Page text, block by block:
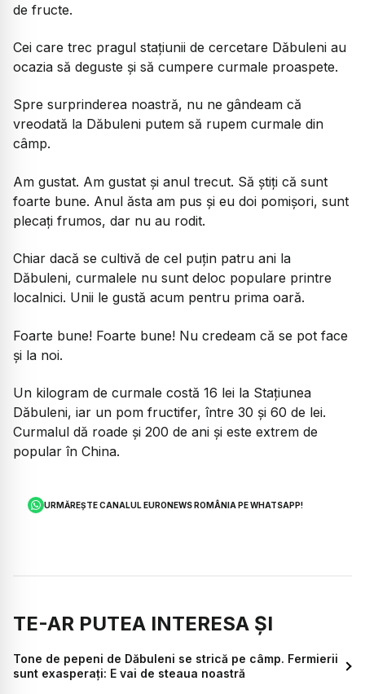
de fructe.
Cei care trec pragul stațiunii de cercetare Dăbuleni au
ocazia să deguste și să cumpere curmale proaspete.
Spre surprinderea noastră, nu ne gândeam că
vreodată la Dăbuleni putem să rupem curmale din
câmp.
Am gustat. Am gustat și anul trecut. Să știți că sunt
foarte bune. Anul ăsta am pus și eu doi pomișori, sunt
plecați frumos, dar nu au rodit.
Chiar dacă se cultivă de cel puțin patru ani la
Dăbuleni, curmalele nu sunt deloc populare printre
localnici. Unii le gustă acum pentru prima oară.
Foarte bune! Foarte bune! Nu credeam că se pot face
și la noi.
Un kilogram de curmale costă 16 lei la Stațiunea
Dăbuleni, iar un pom fructifer, între 30 și 60 de lei.
Curmalul dă roade și 200 de ani și este extrem de
popular în China.
URMĂREȘTE CANALUL EURONEWS ROMÂNIA PE WHATSAPP!
TE-AR PUTEA INTERESA ȘI
Tone de pepeni de Dăbuleni se strică pe câmp. Fermierii
sunt exasperați: E vai de steaua noastră